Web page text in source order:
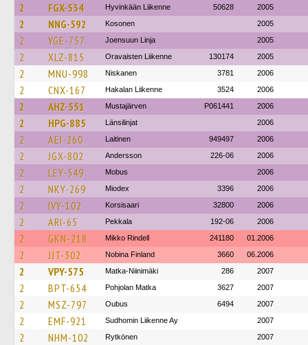
2 FGX-534 Hyvinkään Liikenne 50628 2005
2 NNG-592 Kosonen 2005
2 YGE-757 Joensuun Linja 2005
2 XLZ-815 Oravaisten Liikenne 130174 2005
2 MNU-998 Niskanen 3781 2006
2 CNX-167 Hakalan Liikenne 3524 2006
2 AHZ-551 Mustajärven P061441 2006
2 HPG-885 Länsilinjat 2006
2 AEI-260 Laitinen 949497 2006
2 JGX-802 Andersson 226-06 2006
2 LEY-549 Mobus 2006
2 NKY-269 Miodex 3396 2006
2 IVY-102 Korsisaari 32800 2006
2 ARI-65 Pekkala 192-06 2006
2 GKN-218 Mikko Rindell 241180 01.2006
2 JJT-302 Nobina Finland 3660 06.2006
2 VPY-575 Matka-Niinimäki 286 2007
2 BPT-654 Pohjolan Matka 3627 2007
2 MSZ-797 Oubus 6494 2007
2 EMF-921 Sudhomin Liikenne Ay 2007
2 NHM-102 Rytkönen 2007